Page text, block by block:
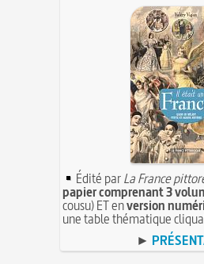
Édité parLa France
papier comprenant 3
cousu) ET enversion
une table thématique
►